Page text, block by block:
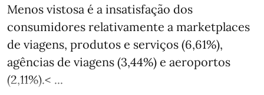
Menos vistosa é a insatisfação dos
consumidores relativamente a marketplaces
de viagens, produtos e serviços (6,61%),
agências de viagens (3,44%) e aeroportos
(2,11%).< ...